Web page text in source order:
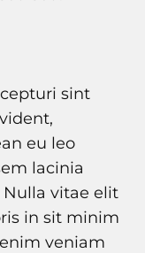
sint
eu leo
lacinia
vitae elit
in sit minim
veniam